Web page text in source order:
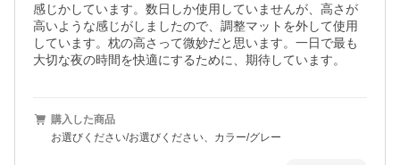
感じかしています。数日しか使用していませんが、高さが
高いような感じがしましたので、調整マットを外して使用
しています。枕の高さって微妙だと思います。一日で最も
大切な夜の時間を快適にするために、期待しています。
購入した商品
お選びください/お選びください、カラー/グレー